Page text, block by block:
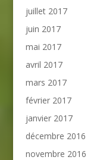
juillet 2017
juin 2017
mai 2017
avril 2017
mars 2017
février 2017
janvier 2017
décembre 2016
novembre 2016